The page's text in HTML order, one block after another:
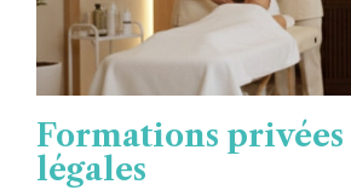
Formations
légales